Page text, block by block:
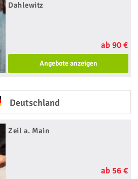
Dahlewitz
ab 90 €
Angebote anzeigen
Deutschland
Zeil a. Main
ab 56 €